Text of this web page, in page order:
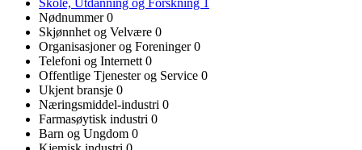
Nødnummer0
Skjønnhet og Velvære 0
Organisasjoner og Foreninger0
Telefoni og Internett 0
Offentlige Tjenester og Service 0
Ukjent bransje 0
Næringsmiddel-industri 0
Farmasøytisk industri 0
Barn og Ungdom 0